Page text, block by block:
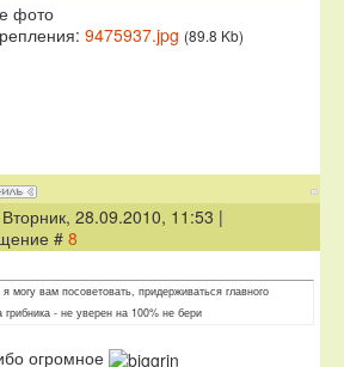
фото
9475937.jpg (89.8 Kb)
28.09.2010, 11:53 |
#8
могу вам посоветовать, придерживаться главного
грибника - не уверен на 100% не бери
огромное